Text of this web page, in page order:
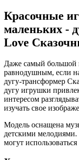
Красочные
маленьких -
Love
Даже самый большой
равнодушным, если
дугу-трансформер
дугу игрушки
интересом
изучать свое
Модель оснащена
детскими
могут